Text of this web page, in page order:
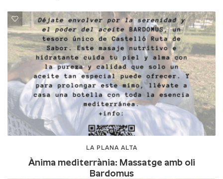
LA PLANA ALTA
Ànima mediterrània: Massatge amb oli
Bardomus